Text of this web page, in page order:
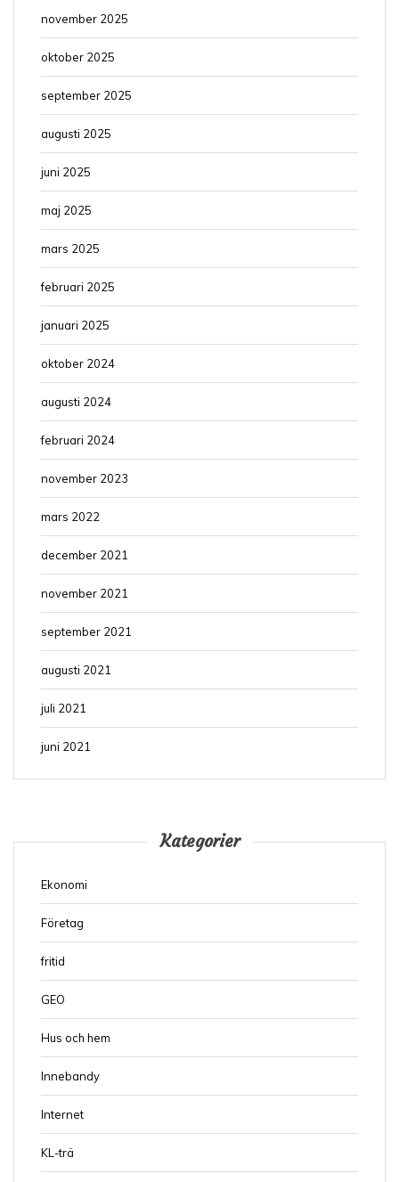
november 2025
oktober 2025
september 2025
augusti 2025
juni 2025
maj 2025
mars 2025
februari 2025
januari 2025
oktober 2024
augusti 2024
februari 2024
november 2023
mars 2022
december 2021
november 2021
september 2021
augusti 2021
juli 2021
juni 2021
Kategorier
Ekonomi
Företag
fritid
GEO
Hus och hem
Innebandy
Internet
KL-trä